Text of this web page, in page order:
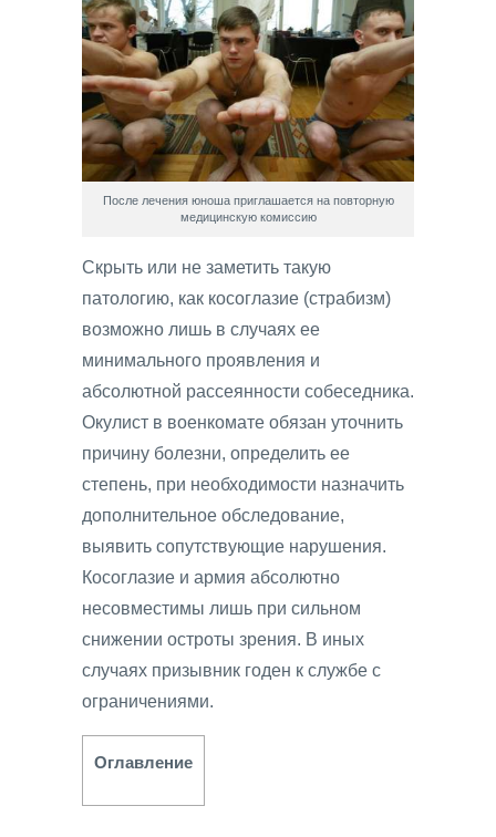
После лечения юноша приглашается на повторную
медицинскую комиссию
Скрыть или не заметить такую
патологию, как косоглазие (страбизм)
возможно лишь в случаях ее
минимального проявления и
абсолютной рассеянности собеседника.
Окулист в военкомате обязан уточнить
причину болезни, определить ее
степень, при необходимости назначить
дополнительное обследование,
выявить сопутствующие нарушения.
Косоглазие и армия абсолютно
несовместимы лишь при сильном
снижении остроты зрения. В иных
случаях призывник годен к службе с
ограничениями.
Оглавление